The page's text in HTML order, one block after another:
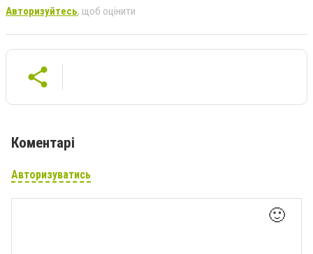
Авторизуйтесь, щоб оцінити
Коментарі
Авторизуватись
🙂